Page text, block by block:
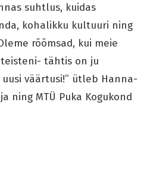
suhtlus, kuidas
kohalikku kultuuri ning
rõõmsad, kui meie
teisteni- tähtis on ju
väärtusi!” ütleb Hanna-
ning MTÜ Puka Kogukond